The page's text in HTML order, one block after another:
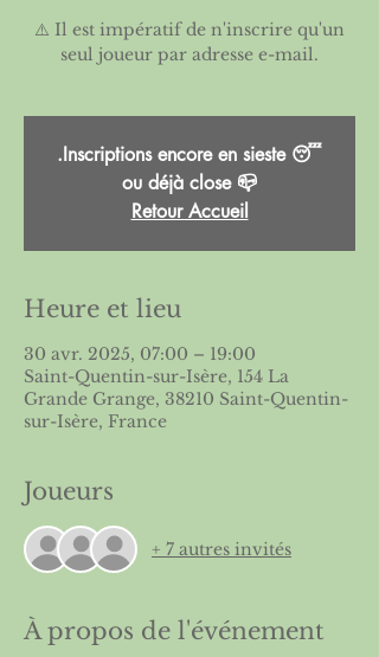
⚠️ Il est impératif de n'inscrire qu'un
seul joueur par adresse e-mail.
.Inscriptions encore en sieste 😴
ou déjà close 📪
Retour Accueil
Heure et lieu
30 avr. 2025, 07:00 – 19:00
Saint-Quentin-sur-Isère, 154 La
Grande Grange, 38210 Saint-Quentin-
sur-Isère, France
Joueurs
+ 7 autres invités
À propos de l'événement